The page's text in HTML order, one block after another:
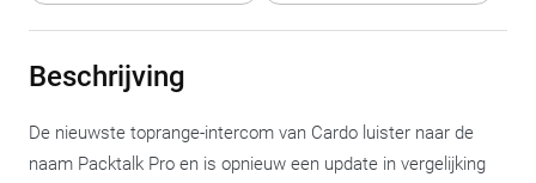
Beschrijving
De nieuwste toprange-intercom van Cardo luister naar de
naam Packtalk Pro en is opnieuw een update in vergelijking